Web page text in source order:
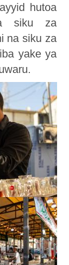
hutoa
siku za
na siku za
yake ya